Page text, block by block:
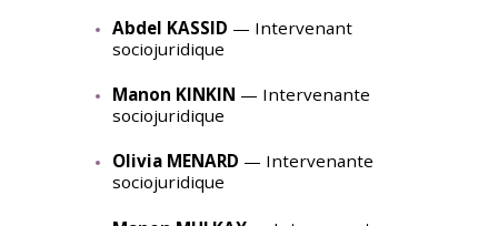
Abdel KASSID — Intervenant
sociojuridique
Manon KINKIN — Intervenante
sociojuridique
Olivia MENARD — Intervenante
sociojuridique